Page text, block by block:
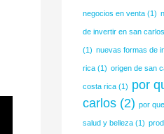
negocios en venta (1)
de invertir en san carlos
(1) nuevas formas de
rica (1) origen de san
costa rica (1) por
carlos (2) por
salud y belleza (1)